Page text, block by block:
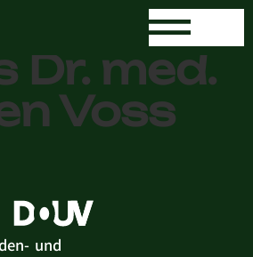
Dr. med.
Voss
und